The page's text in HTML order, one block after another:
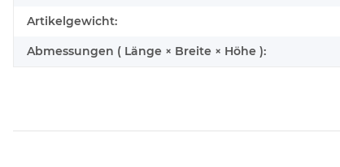
Artikelgewicht:
Abmessungen ( Länge × Breite × Höhe ):